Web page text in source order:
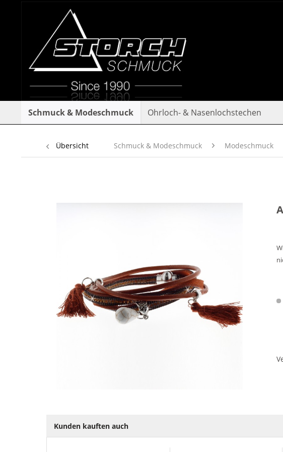
Schmuck & Modeschmuck Ohrloch- & Nasenlochstechen
Übersicht Schmuck & Modeschmuck Modeschmuck
Kunden kauften auch